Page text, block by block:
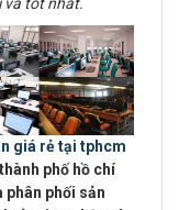
giá rẻ tại tphcm
thành phố hồ chí
phân phối sản